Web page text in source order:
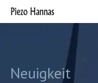
Neuigkeit